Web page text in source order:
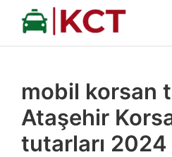
İçeriğe
mobil korsan
Ataşehir
tutarları 2024